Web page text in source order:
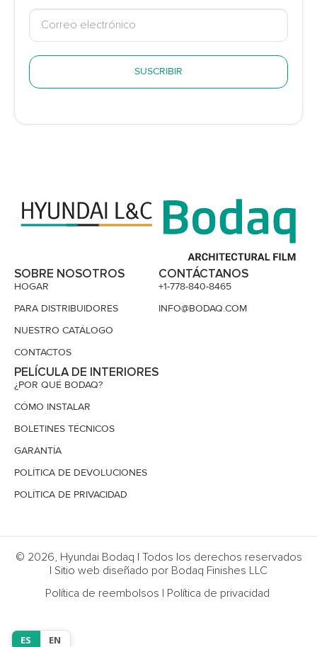
SUSCRIBIR
SOBRE NOSOTROS
HOGAR
PARA DISTRIBUIDORES
NUESTRO CATÁLOGO
CONTACTOS
PELÍCULA DE INTERIORES
¿POR QUÉ BODAQ?
CÓMO INSTALAR
BOLETINES TÉCNICOS
GARANTÍA
POLÍTICA DE DEVOLUCIONES
POLÍTICA DE PRIVACIDAD
CONTÁCTANOS
+1-778-840-8465
INFO@BODAQ.COM
© 2026, Hyundai Bodaq | Todos los derechos reservados
| Sitio web diseñado por Bodaq Finishes LLC
Política de reembolsos | Política de privacidad
ES EN